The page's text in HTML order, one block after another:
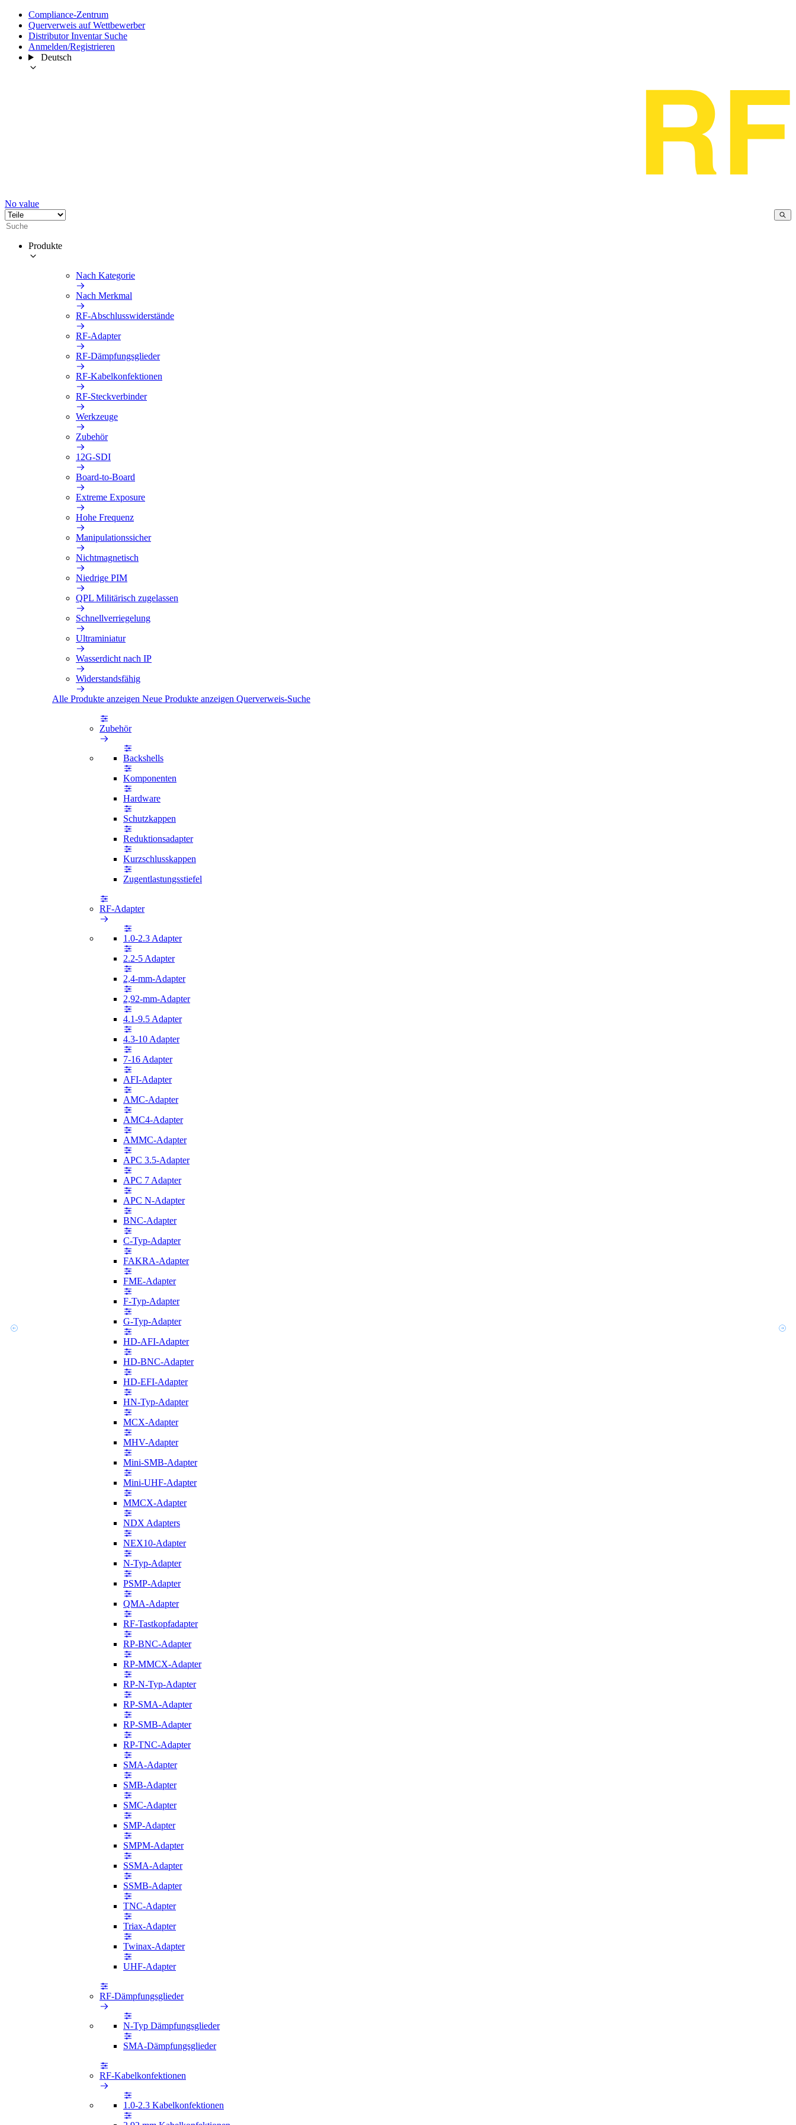
Compliance-Zentrum
Querverweis auf Wettbewerber
Distributor Inventar Suche
Anmelden/Registrieren
Deutsch
No value
Produkte
Nach Kategorie
Nach Merkmal
RF-Abschlusswiderstände
RF-Adapter
RF-Dämpfungsglieder
RF-Kabelkonfektionen
RF-Steckverbinder
Werkzeuge
Zubehör
12G-SDI
Board-to-Board
Extreme Exposure
Hohe Frequenz
Manipulationssicher
Nichtmagnetisch
Niedrige PIM
QPL Militärisch zugelassen
Schnellverriegelung
Ultraminiatur
Wasserdicht nach IP
Widerstandsfähig
Alle Produkte anzeigen Neue Produkte anzeigen Querverweis-Suche
Zubehör
Backshells
Komponenten
Hardware
Schutzkappen
Reduktionsadapter
Kurzschlusskappen
Zugentlastungsstiefel
RF-Adapter
1.0-2.3 Adapter
2.2-5 Adapter
2,4-mm-Adapter
2,92-mm-Adapter
4.1-9.5 Adapter
4.3-10 Adapter
7-16 Adapter
AFI-Adapter
AMC-Adapter
AMC4-Adapter
AMMC-Adapter
APC 3.5-Adapter
APC 7 Adapter
APC N-Adapter
BNC-Adapter
C-Typ-Adapter
FAKRA-Adapter
FME-Adapter
F-Typ-Adapter
G-Typ-Adapter
HD-AFI-Adapter
HD-BNC-Adapter
HD-EFI-Adapter
HN-Typ-Adapter
MCX-Adapter
MHV-Adapter
Mini-SMB-Adapter
Mini-UHF-Adapter
MMCX-Adapter
NDX Adapters
NEX10-Adapter
N-Typ-Adapter
PSMP-Adapter
QMA-Adapter
RF-Tastkopfadapter
RP-BNC-Adapter
RP-MMCX-Adapter
RP-N-Typ-Adapter
RP-SMA-Adapter
RP-SMB-Adapter
RP-TNC-Adapter
SMA-Adapter
SMB-Adapter
SMC-Adapter
SMP-Adapter
SMPM-Adapter
SSMA-Adapter
SSMB-Adapter
TNC-Adapter
Triax-Adapter
Twinax-Adapter
UHF-Adapter
RF-Dämpfungsglieder
N-Typ Dämpfungsglieder
SMA-Dämpfungsglieder
RF-Kabelkonfektionen
1.0-2.3 Kabelkonfektionen